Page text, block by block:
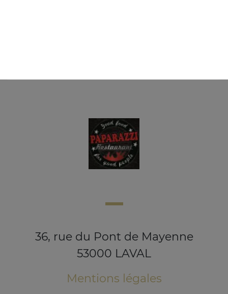
36, rue du Pont de Mayenne
53000 LAVAL
Mentions légales